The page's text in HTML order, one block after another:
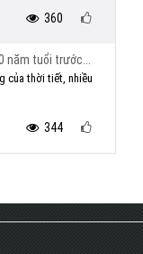
360
năm tuổi trước...
của thời tiết, nhiều
344